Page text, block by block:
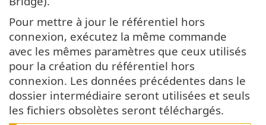
Pour mettre à jour le référentiel hors
connexion, exécutez la même commande
avec les mêmes paramètres que ceux utilisés
pour la création du référentiel hors
connexion. Les données précédentes dans le
dossier intermédiaire seront utilisées et seuls
les fichiers obsolètes seront téléchargés.